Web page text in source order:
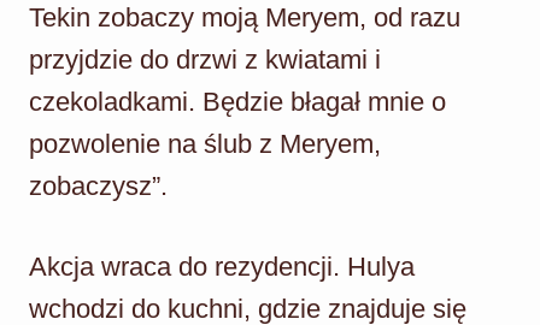
Tekin zobaczy moją Meryem, od razu
przyjdzie do drzwi z kwiatami i
czekoladkami. Będzie błagał mnie o
pozwolenie na ślub z Meryem,
zobaczysz”.
Akcja wraca do rezydencji. Hulya
wchodzi do kuchni, gdzie znajduje się